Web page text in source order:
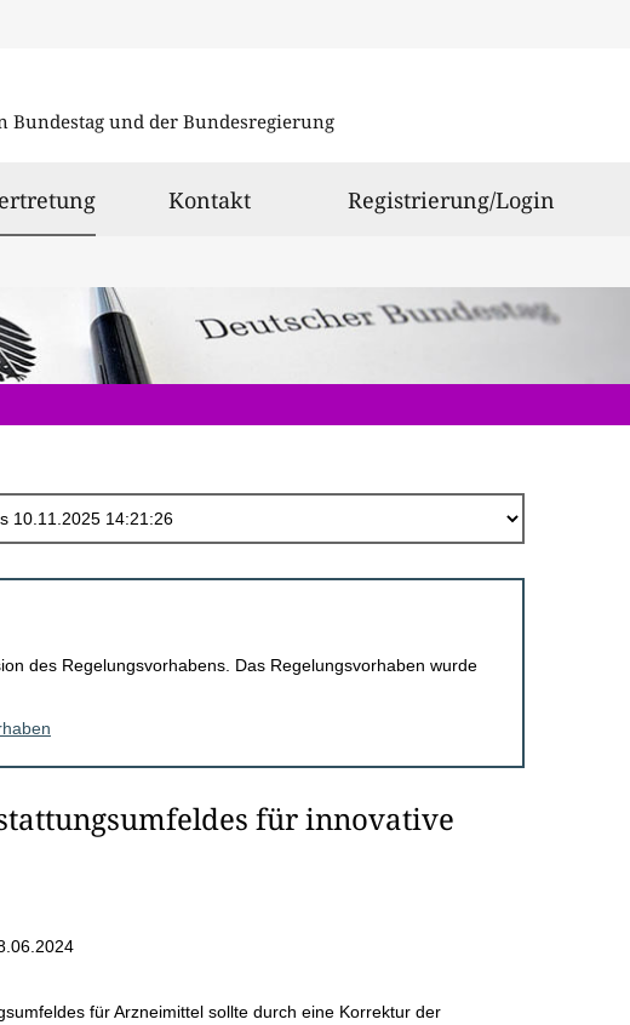
Bundestag und der Bundesregierung
ausgewählt
Kontakt Registrierung/Login
des Regelungsvorhabens. Das Regelungsvorhaben wurde
für innovative
für Arzneimittel sollte durch eine Korrektur der